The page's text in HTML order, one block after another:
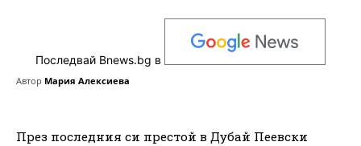
Последвай Bnews.bg в
Автор Мария Алексиева
През последния си престой в Дубай Пеевски